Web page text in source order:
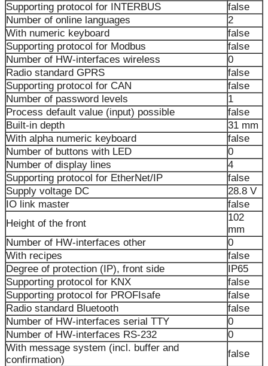
Supporting protocol for INTERBUS
false
Number of online languages
2
With numeric keyboard
false
Supporting protocol for Modbus
false
Number of HW-interfaces wireless
0
Radio standard GPRS
false
Supporting protocol for CAN
false
Number of password levels
1
Process default value (input) possible
false
Built-in depth
31 mm
With alpha numeric keyboard
false
Number of buttons with LED
0
Number of display lines
4
Supporting protocol for EtherNet/IP
false
Supply voltage DC
28.8 V
IO link master
false
Height of the front
102
mm
Number of HW-interfaces other
0
With recipes
false
Degree of protection (IP), front side
IP65
Supporting protocol for KNX
false
Supporting protocol for PROFIsafe
false
Radio standard Bluetooth
false
Number of HW-interfaces serial TTY
0
Number of HW-interfaces RS-232
0
With message system (incl. buffer and
confirmation)
false